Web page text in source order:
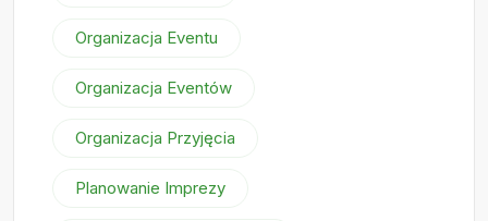
Organizacja Eventu
Organizacja Eventów
Organizacja Przyjęcia
Planowanie Imprezy